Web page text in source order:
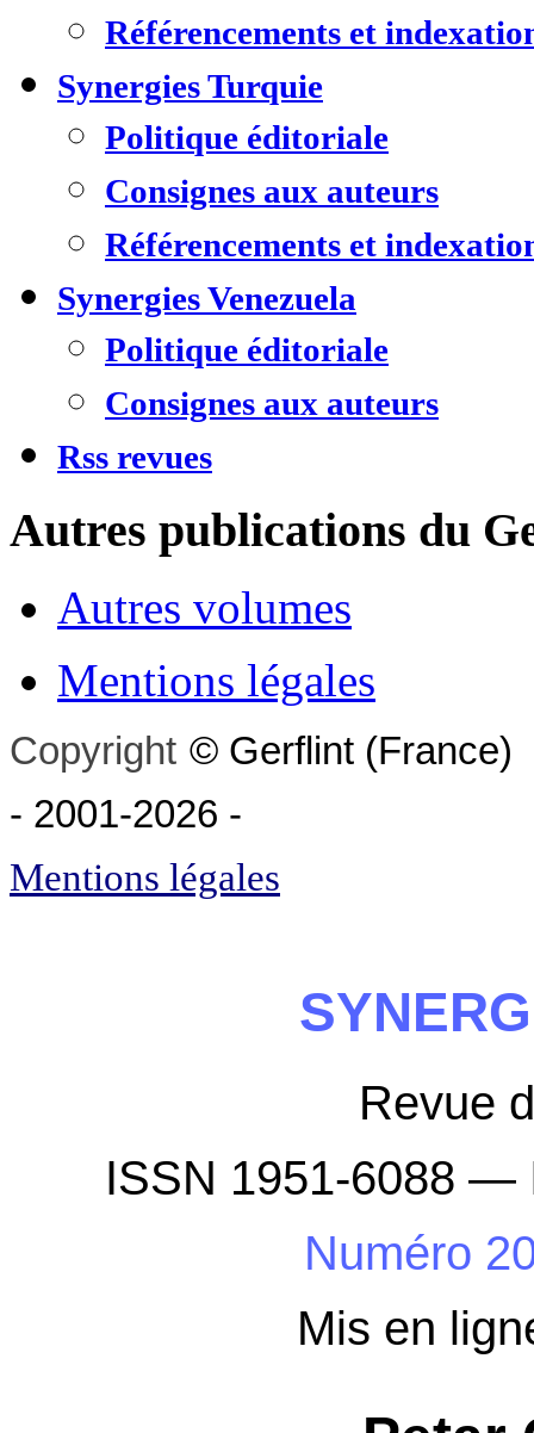
Référencements et
Synergies Turquie
Politique éditoriale
Consignes aux auteurs
Référencements et
Synergies Venezuela
Politique éditoriale
Consignes aux auteurs
Rss revues
Autres publications du
Autres volumes
Mentions légales
Copyright © Gerflint (France)
- 2001-2026 -
Mentions légales
Revue
ISSN 1951-6088 —
Numéro
Mis en